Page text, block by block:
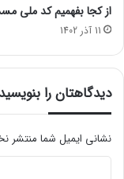
از کجا بفهمیم کد ملی
11 آذر 1402
دیدگاهتان را بنویسید
نشانی ایمیل شما منتشر